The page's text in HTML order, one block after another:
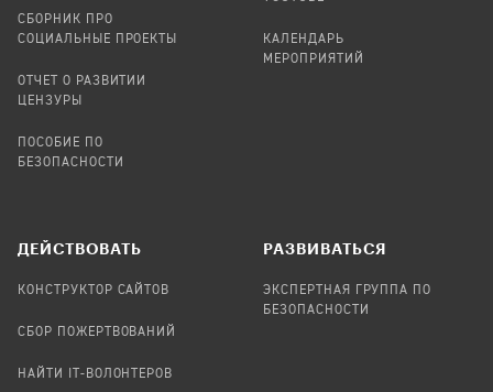
СБОРНИК ПРО
СОЦИАЛЬНЫЕ ПРОЕКТЫ
ОТЧЕТ О РАЗВИТИИ
ЦЕНЗУРЫ
ПОСОБИЕ ПО
БЕЗОПАСНОСТИ
КАЛЕНДАРЬ
МЕРОПРИЯТИЙ
ДЕЙСТВОВАТЬ
КОНСТРУКТОР САЙТОВ
СБОР ПОЖЕРТВОВАНИЙ
НАЙТИ IT-ВОЛОНТЕРОВ
РАЗВИВАТЬСЯ
ЭКСПЕРТНАЯ ГРУППА ПО
БЕЗОПАСНОСТИ